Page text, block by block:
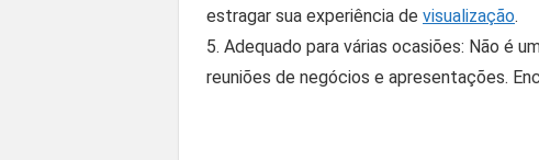
estragar sua experiência de visualização.
5. Adequado para várias ocasiões: Não é
reuniões de negócios e apresentações.